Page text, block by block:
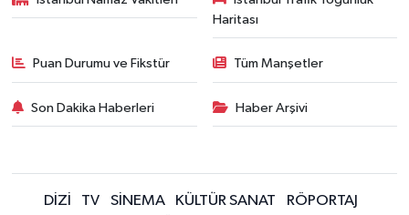
Haritası
Puan Durumu ve Fikstür Tüm Manşetler
Son Dakika Haberleri Haber Arşivi
DİZİ TV SİNEMA KÜLTÜR SANAT
RÖPORTAJ